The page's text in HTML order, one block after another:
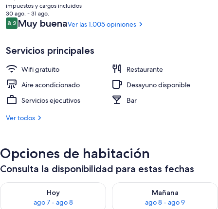
Entrada de la propiedad
actual
es
de
US$ 58
impuestos y cargos incluidos
30 ago. - 31 ago.
Opiniones
8,28,2 de 10
Muy buenaVer las 1.005 opiniones
Servicios principales
Wifi gratuito
Restaurante
Aire acondicionado
Desayuno disponible
Servicios ejecutivos
Bar
Ver todos
Opciones de habitación
Consulta la disponibilidad para estas fechas
Hoy
ago 7 - ago 8
Consulta la disponibilidad para hoy ago 7 - ago 8
Mañana
ago 8 - ago 9
Consulta la disponibilidad